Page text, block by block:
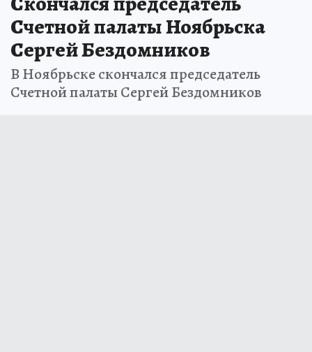
Счетной палаты Ноябрьска
Сергей Бездомников
В Ноябрьске скончался председатель
Счетной палаты Сергей Бездомников